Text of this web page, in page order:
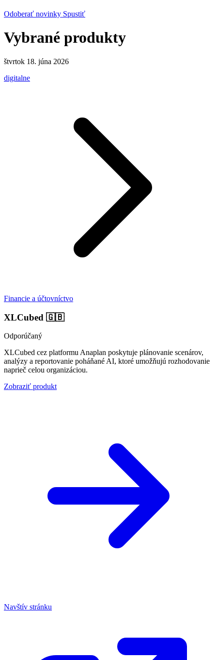
Odoberať novinky Spustiť
Vybrané produkty
štvrtok 18. júna 2026
digitalne
Financie a účtovníctvo
XLCubed 🇬🇧
Odporúčaný
XLCubed cez platformu Anaplan poskytuje plánovanie scenárov,
analýzy a reportovanie poháňané AI, ktoré umožňujú rozhodovanie
naprieč celou organizáciou.
Zobraziť produkt
Navštív stránku